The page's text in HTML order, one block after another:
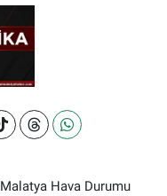
Malatya Hava Durumu